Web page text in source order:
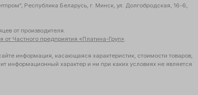
Республика Беларусь, г. Минск, ул. Долгобродская, 16-6,
от производителя.
от Частного предприятия «Платина-Груп».
информация, касающаяся характеристик, стоимости товаров,
информационный характер и ни при каких условиях не является